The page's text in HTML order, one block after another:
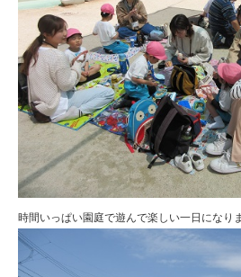
時間いっぱい園庭で遊んで楽しい一日になり